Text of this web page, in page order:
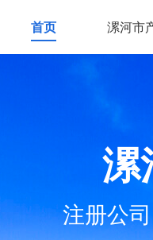
首页 漯河市
漯
注册公